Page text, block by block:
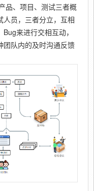
品、项目、测试三者概
员，三者分立，互相
来进行交相互动，
团队内的及时沟通反馈